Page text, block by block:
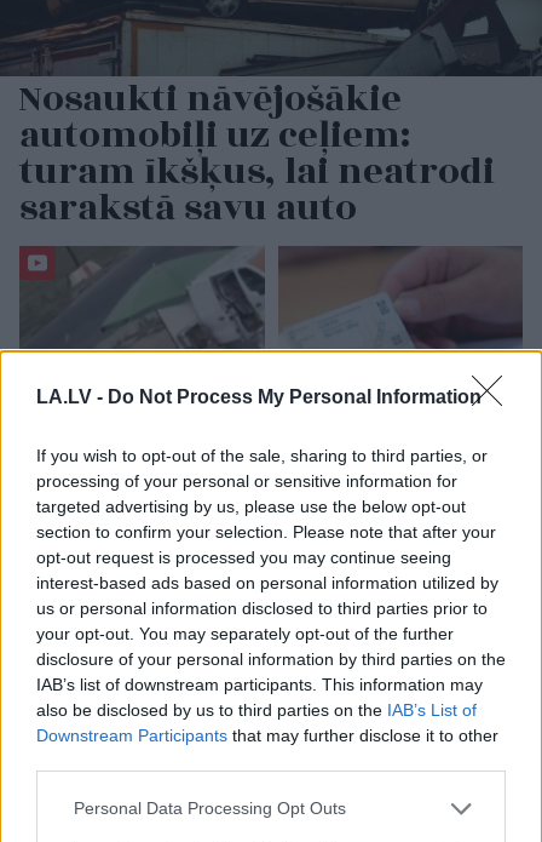
LA.LV - Do Not Process My Personal Information
If you wish to opt-out of the sale, sharing to third parties, or
processing of your personal or sensitive information for
targeted advertising by us, please use the below opt-out
section to confirm your selection. Please note that after your
opt-out request is processed you may continue seeing
interest-based ads based on personal information utilized by
us or personal information disclosed to third parties prior to
your opt-out. You may separately opt-out of the further
disclosure of your personal information by third parties on the
IAB’s list of downstream participants. This information may
also be disclosed by us to third parties on the IAB’s List of
Downstream Participants that may further disclose it to other
Please note that this website/app uses one or more Google
Personal Data Processing Opt Outs
Nosaukti nāvējošākie
automobiļi uz ceļiem:
turam īkšķus, lai neatrodi
sarakstā savu auto
VIDEO. “Cilvēku
medības” Hersonā:
Krievijas drons uz ielas
mērķtiecīgi vajā un
uzbrūk tirgotājam
Vai būs jātaisa jauna
eID karte? LVRTC atbild
uz jautājumiem par
gada beigās daļai
sabiedrības
gaidāmajām
pārmaiņām